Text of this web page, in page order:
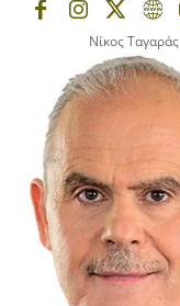
Νίκος Ταγαράς